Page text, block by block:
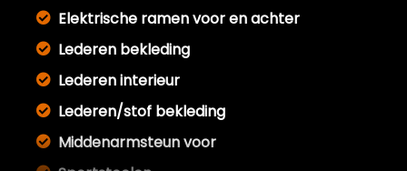
Elektrische ramen voor en achter
Lederen bekleding
Lederen interieur
Lederen/stof bekleding
Middenarmsteun voor